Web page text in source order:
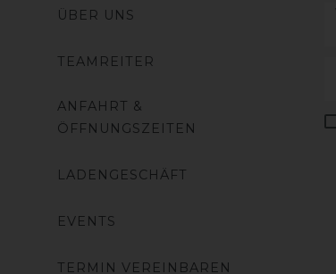
ÜBER UNS
TEAMREITER
ANFAHRT &
ÖFFNUNGSZEITEN
LADENGESCHÄFT
EVENTS
TERMIN VEREINBAREN